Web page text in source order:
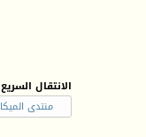
الانتقال السريع